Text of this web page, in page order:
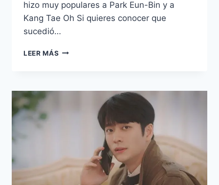
hizo muy populares a Park Eun-Bin y a
Kang Tae Oh Si quieres conocer que
sucedió…
LEER MÁS 45
EXTRAORDINARY
ABOGADA
EXTRAORDINARIA